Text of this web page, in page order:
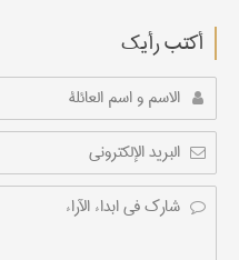
أکتب رأیك